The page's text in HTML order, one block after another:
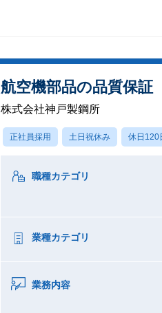
航空機部品の品質保証
株式会社神戸製鋼所
正社員採用 土日祝休み 休日120
職種カテゴリ
業種カテゴリ
業務内容